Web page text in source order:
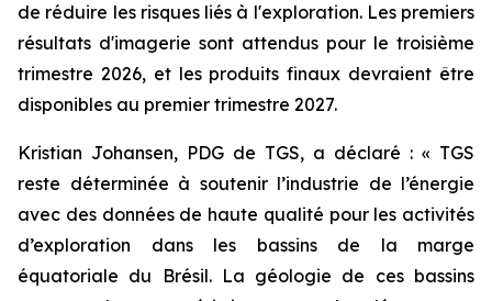
de réduire les risques liés à l'exploration. Les premiers
résultats d'imagerie sont attendus pour le troisième
trimestre 2026, et les produits finaux devraient être
disponibles au premier trimestre 2027.
Kristian Johansen, PDG de TGS, a déclaré : « TGS
reste déterminée à soutenir l’industrie de l’énergie
avec des données de haute qualité pour les activités
d’exploration dans les bassins de la marge
équatoriale du Brésil. La géologie de ces bassins